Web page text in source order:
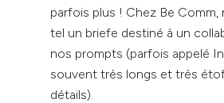
parfois plus ! Chez Be Comm,
tel un briefe destiné à un
nos prompts (parfois appelé
souvent très longs et très
détails).